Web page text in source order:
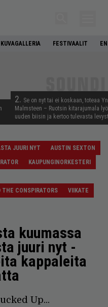
KUVAGALLERIA FESTIVAALIT
2. Se on nyt tai ei koskaan, toteaa
Malmsteen – Ruotsin kitarajumala
uuden biisin ja kertoo tulevasta
JUURI NYT
AUSTIN SEXTON
KAUPUNGINORKESTERI
THE CONSPIRATORS
VIIKATE
kuumassa
juuri nyt -
kappaleita
Up...